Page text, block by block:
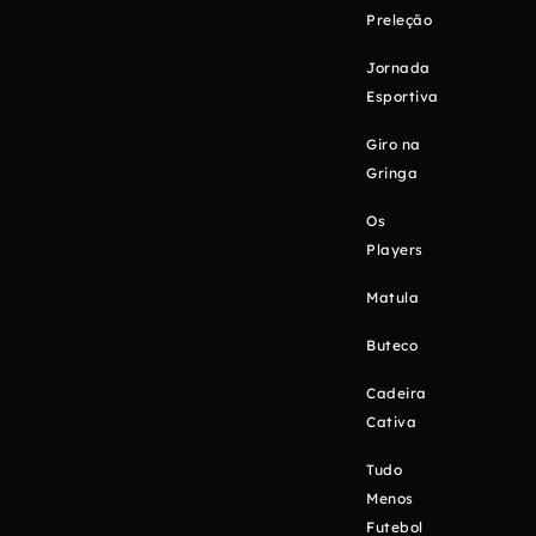
Preleção
Jornada
Esportiva
Giro na
Gringa
Os
Players
Matula
Buteco
Cadeira
Cativa
Tudo
Menos
Futebol